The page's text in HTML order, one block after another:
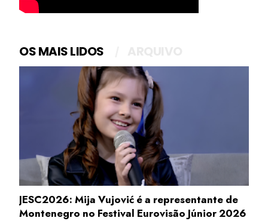
OS MAIS LIDOS
JESC2026: Mija Vujović é a representante de
Montenegro no Festival Eurovisão Júnior 2026